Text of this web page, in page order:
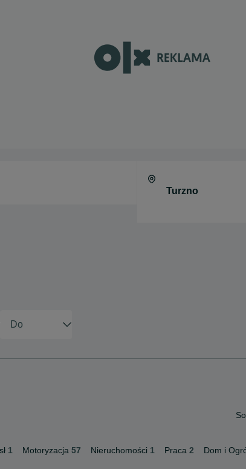
1 Motoryzacja 57 Nieruchomości 1 Praca 2 Dom i